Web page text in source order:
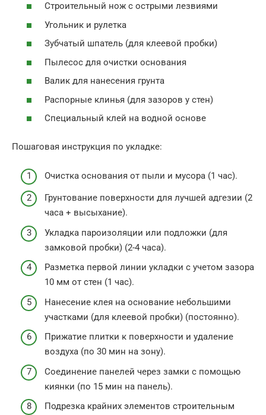
Строительный нож с острыми лезвиями
Угольник и рулетка
Зубчатый шпатель (для клеевой пробки)
Пылесос для очистки основания
Валик для нанесения грунта
Распорные клинья (для зазоров у стен)
Специальный клей на водной основе
Пошаговая инструкция по укладке:
Очистка основания от пыли и мусора (1 час).
Грунтование поверхности для лучшей адгезии (2
часа + высыхание).
Укладка пароизоляции или подложки (для
замковой пробки) (2-4 часа).
Разметка первой линии укладки с учетом зазора
10 мм от стен (1 час).
Нанесение клея на основание небольшими
участками (для клеевой пробки) (постоянно).
Прижатие плитки к поверхности и удаление
воздуха (по 30 мин на зону).
Соединение панелей через замки с помощью
киянки (по 15 мин на панель).
Подрезка крайних элементов строительным